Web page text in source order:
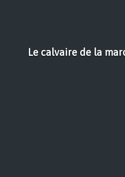
Le calvaire de la